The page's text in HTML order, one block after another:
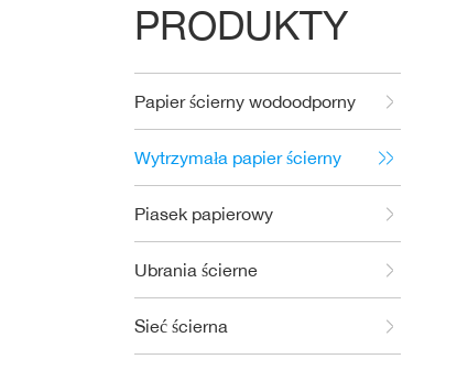
PRODUKTY
Papier ścierny wodoodporny
Wytrzymała papier ścierny
Piasek papierowy
Ubrania ścierne
Sieć ścierna